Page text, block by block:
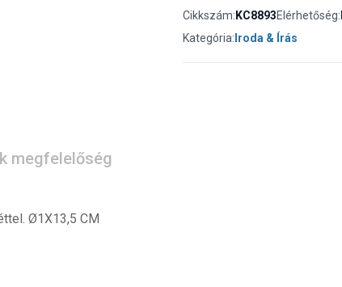
Cikkszám: KC8893Elérhetőség:
Kategória: Iroda & Írás
megfelelőség
Ø1X13,5 CM